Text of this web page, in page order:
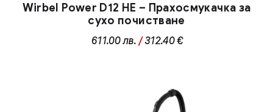
Wirbel Power D12 HE – Прахосмукачка за
сухо почистване
611.00лв. /312.40 €